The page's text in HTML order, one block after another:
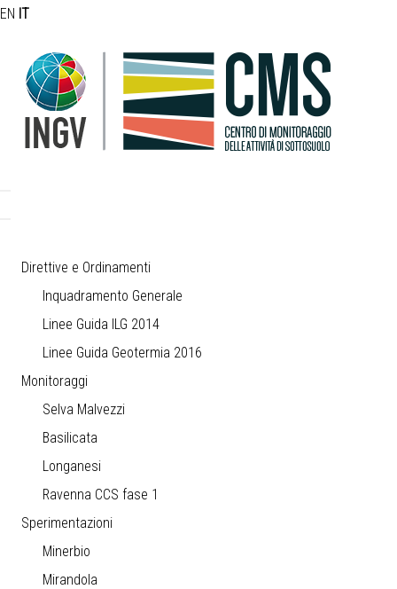
EN IT
Direttive e Ordinamenti
Inquadramento Generale
Linee Guida ILG 2014
Linee Guida Geotermia 2016
Monitoraggi
Selva Malvezzi
Basilicata
Longanesi
Ravenna CCS fase 1
Sperimentazioni
Minerbio
Mirandola